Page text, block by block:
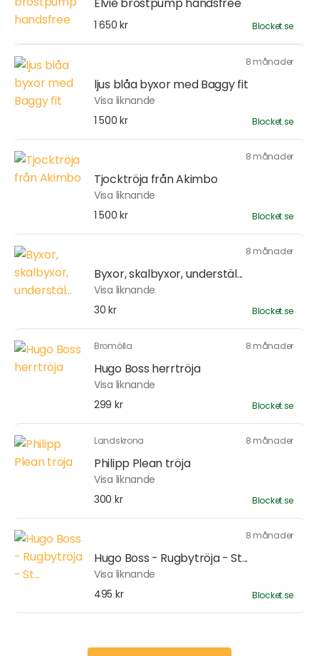
1 650 kr Blocket.se
8 månader
ljus blåa byxor med Baggy fit
Visa liknande
1 500 kr
Blocket.se
8 månader
Tjocktröja från Akimbo
Visa liknande
1 500 kr
Blocket.se
8 månader
Byxor, skalbyxor, understäl...
Visa liknande
30 kr
Blocket.se
Bromölla 8 månader
Hugo Boss herrtröja
Visa liknande
299 kr
Blocket.se
Landskrona 8 månader
Philipp Plean tröja
Visa liknande
300 kr
Blocket.se
8 månader
Hugo Boss - Rugbytröja - St...
Visa liknande
495 kr
Blocket.se